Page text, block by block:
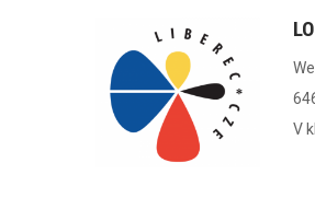
V